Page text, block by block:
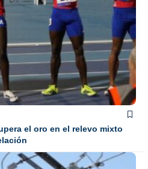
el oro en el relevo mixto